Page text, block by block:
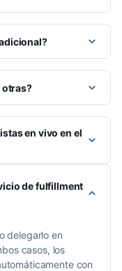
otras?
en vivo en el
de fulfillment
delegarlo en
casos, los
con